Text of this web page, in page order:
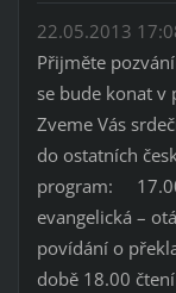
22.05.2013
Přijměte
se bude konat v
Zveme Vás
do ostatních
program: 17.00
evangelická –
povídání o
době 18.00